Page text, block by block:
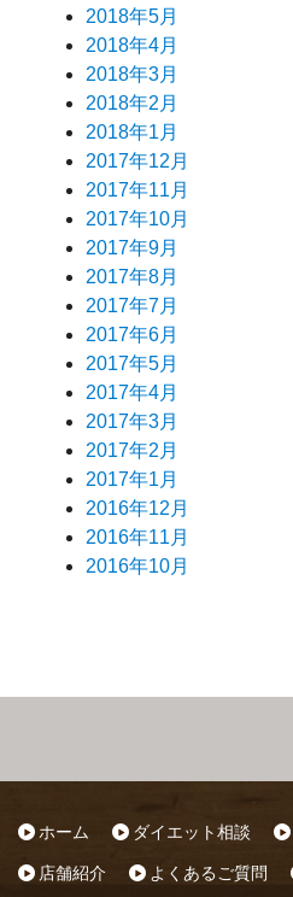
2018年5月
2018年4月
2018年3月
2018年2月
2018年1月
2017年12月
2017年11月
2017年10月
2017年9月
2017年8月
2017年7月
2017年6月
2017年5月
2017年4月
2017年3月
2017年2月
2017年1月
2016年12月
2016年11月
2016年10月
ホーム ダイエット相談
店舗紹介 よくあるご質問